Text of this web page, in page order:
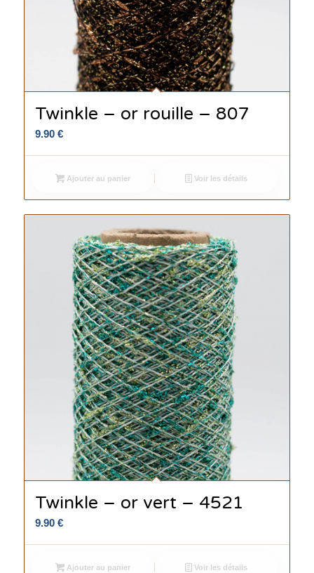
Twinkle – or rouille – 807
9.90 €
Ajouter au panier Voir les détails
Twinkle – or vert – 4521
9.90 €
Ajouter au panier Voir les détails